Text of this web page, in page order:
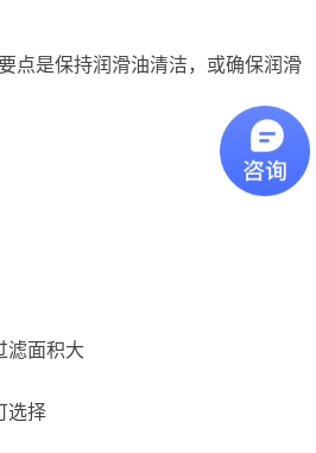
点是保持润滑油清洁，或确保润滑
滤面积大
选择